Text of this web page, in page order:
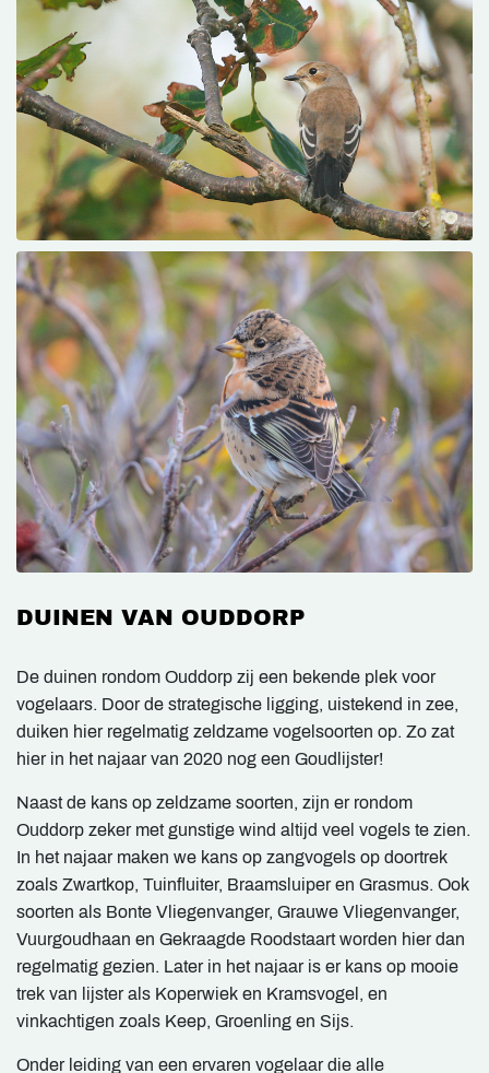
DUINEN VAN OUDDORP
De duinen rondom Ouddorp zij een bekende plek voor
vogelaars. Door de strategische ligging, uistekend in zee,
duiken hier regelmatig zeldzame vogelsoorten op. Zo zat
hier in het najaar van 2020 nog een Goudlijster!
Naast de kans op zeldzame soorten, zijn er rondom
Ouddorp zeker met gunstige wind altijd veel vogels te zien.
In het najaar maken we kans op zangvogels op doortrek
zoals Zwartkop, Tuinfluiter, Braamsluiper en Grasmus. Ook
soorten als Bonte Vliegenvanger, Grauwe Vliegenvanger,
Vuurgoudhaan en Gekraagde Roodstaart worden hier dan
regelmatig gezien. Later in het najaar is er kans op mooie
trek van lijster als Koperwiek en Kramsvogel, en
vinkachtigen zoals Keep, Groenling en Sijs.
Onder leiding van een ervaren vogelaar die alle